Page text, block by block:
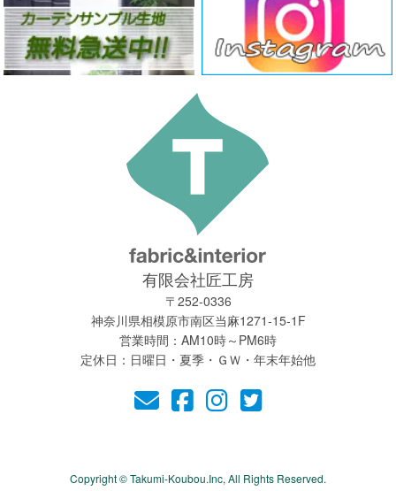
有限会社匠工房
〒252-0336
神奈川県相模原市南区当麻1271-15-1F
営業時間：AM10時～PM6時
定休日：日曜日・夏季・ＧＷ・年末年始他
Copyright © Takumi-Koubou.Inc, All Rights Reserved.